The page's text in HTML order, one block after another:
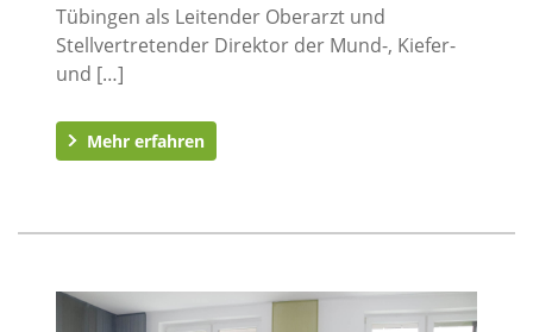
Tübingen als Leitender Oberarzt und
Stellvertretender Direktor der Mund-, Kiefer-
und […]
Mehr erfahren